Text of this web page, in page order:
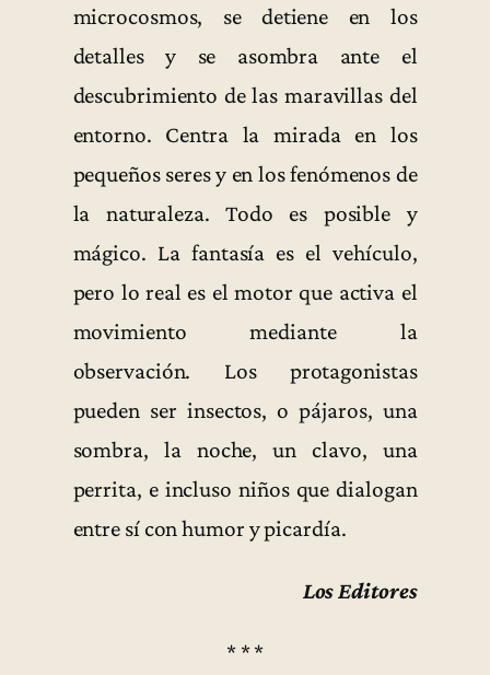
microcosmos, se detiene en los
detalles y se asombra ante el
descubrimiento de las maravillas del
entorno. Centra la mirada en los
pequeños seres y en los fenómenos de
la naturaleza. Todo es posible y
mágico. La fantasía es el vehículo,
pero lo real es el motor que activa el
movimiento mediante la
observación. Los protagonistas
pueden ser insectos, o pájaros, una
sombra, la noche, un clavo, una
perrita, e incluso niños que dialogan
entre sí con humor y picardía.
Los Editores
* * *